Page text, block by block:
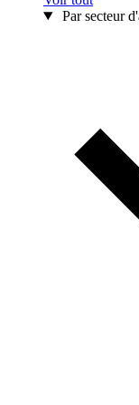
Par secteur